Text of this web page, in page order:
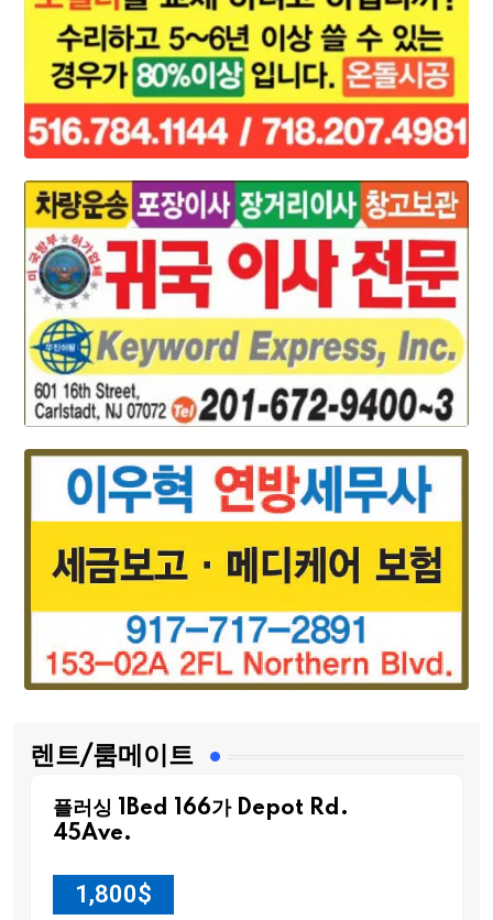
렌트/룸메이트
플러싱 1Bed 166가 Depot Rd.
45Ave.
1,800$